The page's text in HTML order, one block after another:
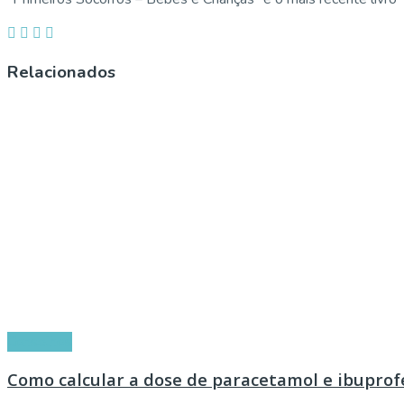
Relacionados
Como calcular a dose de paracetamol e